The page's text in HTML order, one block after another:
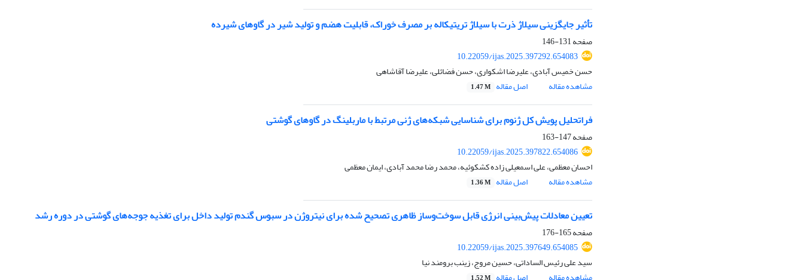
تأثیر جایگزینی سیلاژ ذرت با سیلاژ تریتیکاله بر مصرف خوراک، قابلیت هضم و تولید شیر در گاوهای شیرده
صفحه131-146
10.22059/ijas.2025.397292.654083
حسن خمیس آبادی، علیرضا اشکواری، حسن فضائلی، علیرضا آقاشاهی
مشاهده مقاله
اصل مقاله 1.47 M
فراتحلیل پویش کل ژنوم برای شناسایی شبکه‌های ژنی مرتبط با ماربلینگ در گاوهای گوشتی
صفحه147-163
10.22059/ijas.2025.397822.654086
احسان معظمی، علی اسمعیلی زاده کشکوئیه، محمد رضا محمد آبادی، ایمان معظمی
مشاهده مقاله
اصل مقاله 1.36 M
تعیین معادلات پیش‌بینی انرژی قابل سوخت‌وساز ظاهری تصحیح شده برای نیتروژن در سبوس گندم تولید داخل برای تغذیه جوجه‌های گوشتی در دوره رشد
صفحه165-176
10.22059/ijas.2025.397649.654085
سید علی رئیس الساداتی، حسین مروج، زینب برومند نیا